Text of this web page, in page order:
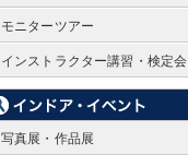
モニターツアー
インストラクター講習・検定会
写真展・作品展